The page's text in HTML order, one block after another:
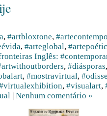
, #artbloxtone,
, #arteglobal,
Inglês:
, #diásporas
, #mostravirtual,
, #visualart,
| Nenhum comentário »